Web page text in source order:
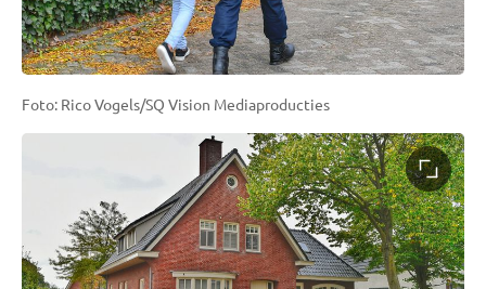
Foto: Rico Vogels/SQ Vision Mediaproducties